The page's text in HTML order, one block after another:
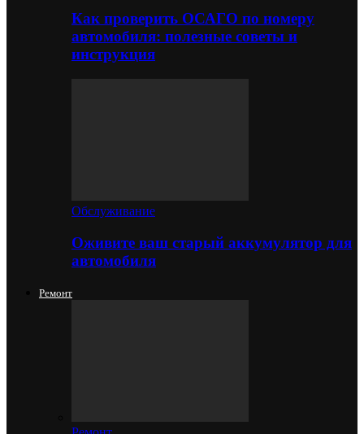
Как проверить ОСАГО по номеру
автомобиля: полезные советы и
инструкция
Обслуживание
Оживите ваш старый аккумулятор для
автомобиля
Ремонт